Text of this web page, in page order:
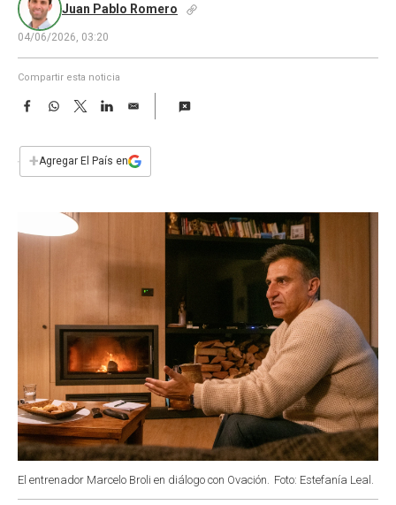
Juan Pablo Romero
04/06/2026, 03:20
Compartir esta noticia
F
e
b
W
s
T
w
t
L
E
i
l
+Agregar El País en
El entrenador Marcelo Broli en diálogo con Ovación. Foto: Estefanía Leal.